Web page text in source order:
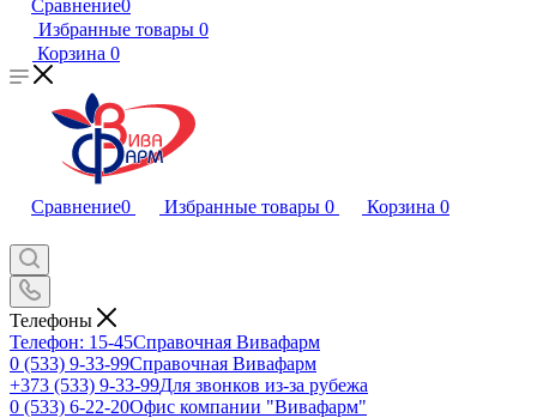
Сравнение0
Избранные товары 0
Корзина 0
Сравнение0 Избранные товары 0 Корзина 0
Телефоны
Телефон: 15-45Справочная Вивафарм
0 (533) 9-33-99Справочная Вивафарм
+373 (533) 9-33-99Для звонков из-за рубежа
0 (533) 6-22-20Офис компании "Вивафарм"